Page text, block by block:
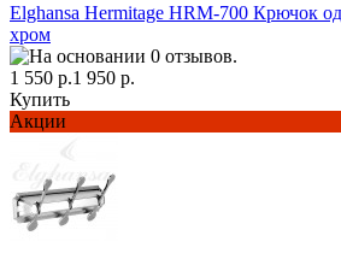
Elghansa Hermitage HRM-700 Крючок
хром
1 550 р.1 950 р.
Купить
Акции